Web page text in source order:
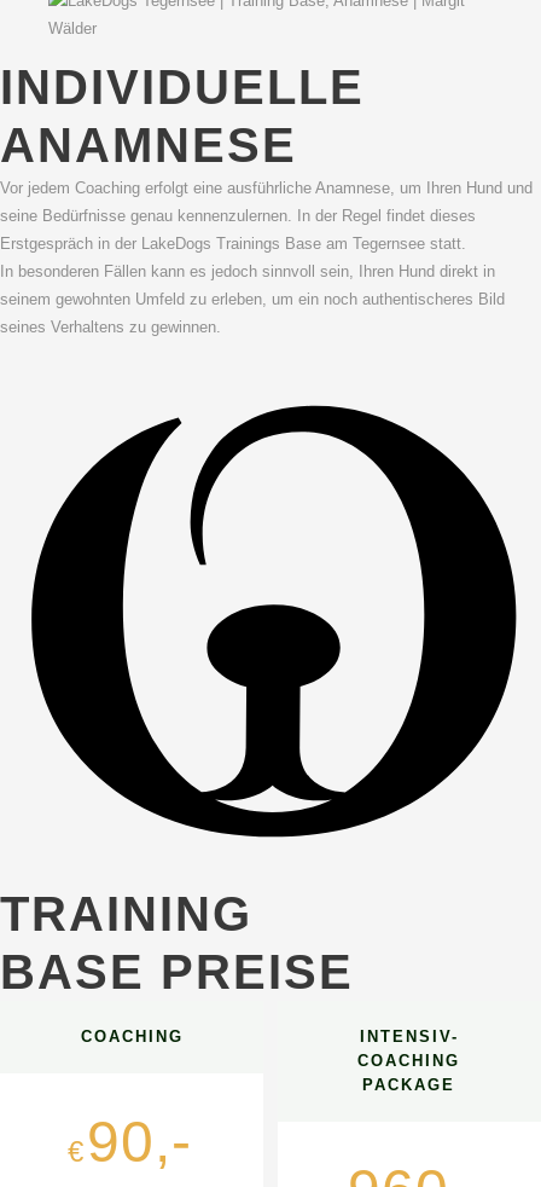
INDIVIDUELLE
ANAMNESE
Vor jedem Coaching erfolgt eine ausführliche Anamnese, um Ihren Hund und
seine Bedürfnisse genau kennenzulernen. In der Regel findet dieses
Erstgespräch in der LakeDogs Trainings Base am Tegernsee statt.
In besonderen Fällen kann es jedoch sinnvoll sein, Ihren Hund direkt in
seinem gewohnten Umfeld zu erleben, um ein noch authentischeres Bild
seines Verhaltens zu gewinnen.
TRAINING
BASE PREISE
COACHING
€90,-
INTENSIV-
COACHING
PACKAGE